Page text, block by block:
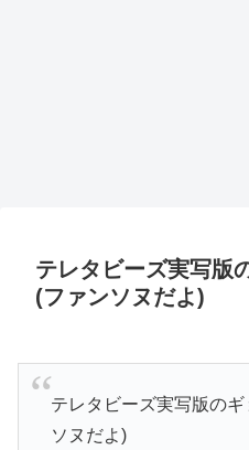
テレタビーズ実写版
(ファンソヌだよ)
テレタビーズ実写版の
ソヌだよ)